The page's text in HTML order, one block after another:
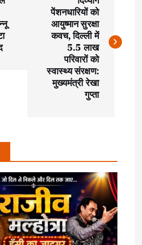
पेंशनधारियों को
आयुष्मान सुरक्षा
कवच, दिल्ली में
5.5 लाख
परिवारों को
स्वास्थ्य संरक्षण:
मुख्यमंत्री रेखा
गुप्ता